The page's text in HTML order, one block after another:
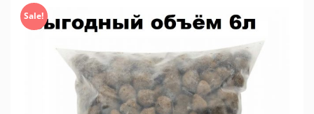
Sale!